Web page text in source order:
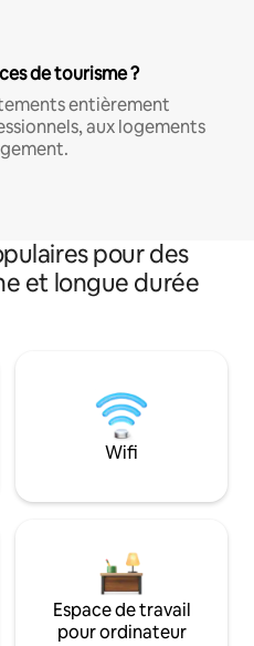
de tourisme ?
entièrement
aux logements
pour des
et longue durée
Wifi
Espace de travail
pour ordinateur